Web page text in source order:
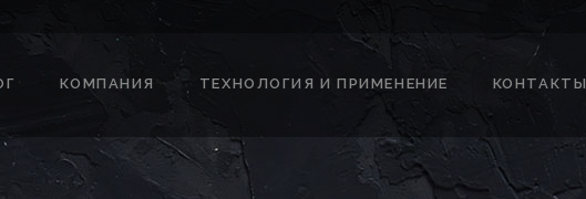
КОМПАНИЯ ТЕХНОЛОГИЯ И ПРИМЕНЕНИЕ КОНТАКТЫ